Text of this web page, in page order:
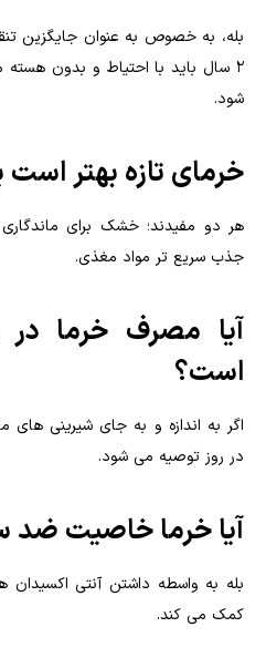
بله، به خصوص به عنوان جایگزین
۲ سال باید با احتیاط و بدون
شود.
خرمای تازه بهتر
هر دو مفیدند؛ خشک برای
جذب سریع تر مواد مغذی.
آیا مصرف خرما در
است؟
در روز توصیه می شود.
آیا خرما خاصیت ضد
بله به واسطه داشتن آنتی اکسیدان
کمک می کند.